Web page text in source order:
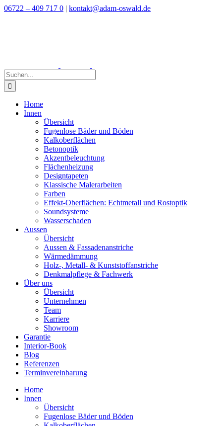
Zum
06722 – 409 717 0 | kontakt@adam-oswald.de
Suche
nach:
Home
Innen
Übersicht
Fugenlose Bäder und Böden
Kalkoberflächen
Betonoptik
Akzentbeleuchtung
Flächenheizung
Designtapeten
Klassische Malerarbeiten
Farben
Effekt-Oberflächen: Echtmetall und Rostoptik
Soundsysteme
Wasserschaden
Aussen
Übersicht
Aussen & Fassadenanstriche
Wärmedämmung
Holz-, Metall- & Kunststoffanstriche
Denkmalpflege & Fachwerk
Über uns
Übersicht
Unternehmen
Team
Karriere
Showroom
Garantie
Interior-Book
Blog
Referenzen
Terminvereinbarung
Home
Innen
Übersicht
Fugenlose Bäder und Böden